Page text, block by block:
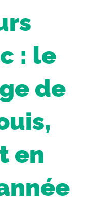
: le
de
en